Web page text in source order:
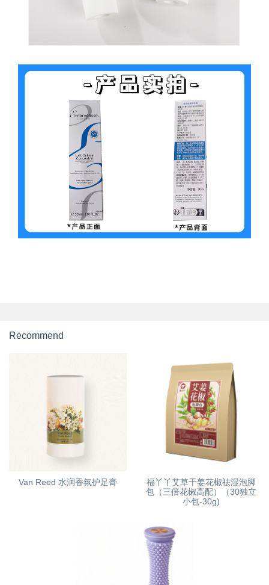
Recommend
Van Reed 水润香氛护足膏
福丫丫艾草干姜花椒祛湿泡脚
包（三倍花椒高配）（30独立
小包-30g)